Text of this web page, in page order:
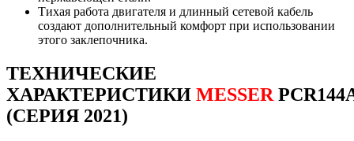
Тихая работа двигателя и длинный сетевой кабель
создают дополнительный комфорт при использовании
этого заклепочника.
ТЕХНИЧЕСКИЕ
ХАРАКТЕРИСТИКИ MESSER
(СЕРИЯ 2021)